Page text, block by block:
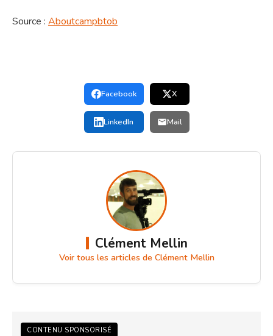
Source : Aboutcampbtob
Facebook X
LinkedIn Mail
Clément Mellin
Voir tous les articles de Clément Mellin
CONTENU SPONSORISÉ